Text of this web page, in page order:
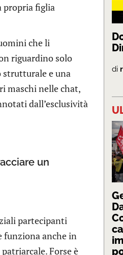
propria figlia
che li
riguardino solo
e una
maschi nelle chat,
dall’esclusività
un
partecipanti
funziona anche in
Forse è
di